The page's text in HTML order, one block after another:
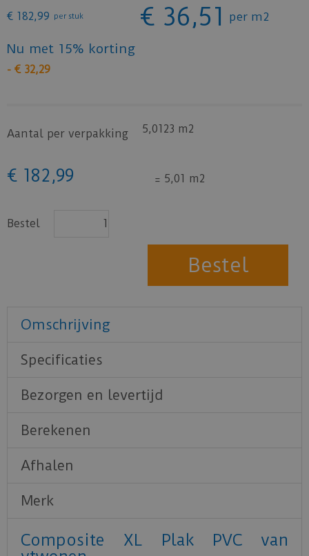
€ 182,99 per stuk € 36,51 per m2
Nu met 15% korting
- € 32,29
Aantal per verpakking 5,0123 m2
€ 182 ,99 = 5,01 m2
Bestel
Omschrijving
Specificaties
Bezorgen en levertijd
Berekenen
Afhalen
Merk
Composite XL Plak PVC van